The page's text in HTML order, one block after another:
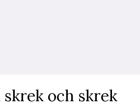
skrek och skrek